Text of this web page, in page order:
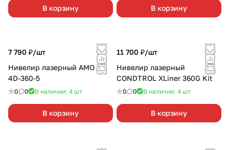
В корзину В корзину
7 790 ₽/шт
Нивелир лазерный AMO LN
4D-360-5
0 0 В наличии: 4 шт
В корзину
11 700 ₽/шт
Нивелир лазерный
CONDTROL XLiner 360G Kit
0 0 В наличии: 4 шт
В корзину